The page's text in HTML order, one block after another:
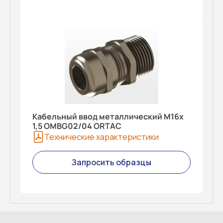
Кабельный ввод металлический M16x
1,5 OMBG02/04 ORTAC
Технические характеристики
Запросить образцы